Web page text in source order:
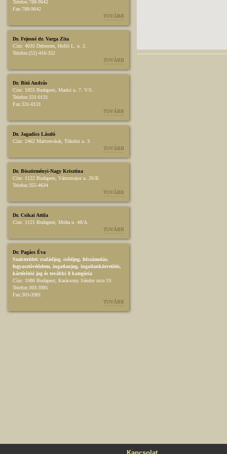
Telefon:788-9642
Fax:788-9642
TOVÁBB
Dr. Fejesné dr. Varga Zita
Cím: 4035 Debrecen, Holló L. u. 2.
Telefon:(52) 416-352
TOVÁBB
Dr. Bitó András
Cím: 1055 Budapest, Markó u. 7. V/5.
Telefon:331-0131
Fax:331-0131
TOVÁBB
Dr. Jagadics László
Cím: 2462 Martonvásár, Tükrösi u. 3.
TOVÁBB
Dr. Böszörményi-Nagy Krisztina
Cím: 1122 Budapest, Városmajor u. 26/B.
Telefon:355-4634
TOVÁBB
Dr. Csikai Attila
Cím: 1121 Budapest, Moha u. 48/A.
TOVÁBB
Dr. Pagács Éva
Szakterület: családjog, csődjog, felszámolás,
fogyasztóvédelem, ingatlanjog, ingatlanközvetítés,
kártérítési jog és további 8 kategória
Cím: 1086 Budapest, Karácsony Sándor utca 19.
Telefon:303-3981
Fax:303-3981
TOVÁBB